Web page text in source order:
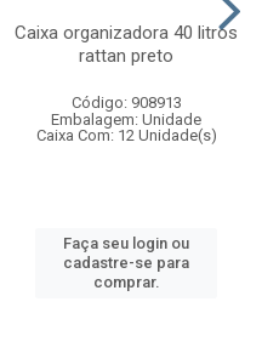
Caixa organizadora 40 litros
rattan preto
Código: 908913
Embalagem: Unidade
Caixa Com: 12 Unidade(s)
Faça seu login ou
cadastre-se para
comprar.